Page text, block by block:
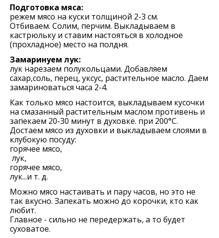
Подготовка мяса:
режем мясо на куски толщиной 2-3 см.
Отбиваем. Солим, перчим. Выкладываем в
кастрюльку и ставим настояться в холодное
(прохладное) место на полдня.
Замаринуем лук:
лук нарезаем полукольцами. Добавляем
сахар,соль, перец, уксус, растительное масло. Даем
замариноваться часа 2-4.
Как только мясо настоится, выкладываем кусочки
на смазанный растительным маслом противень и
запекаем 20-30 минут в духовке. при 200°С.
Достаем мясо из духовки и выкладываем слоями в
клубокую посуду:
горячее мясо,
лук,
горячее мясо,
лук...и т. д.
Можно мясо настаивать и пару часов, но это не
так вкусно. Запекать можно до корочки, кто как
любит.
Главное - сильно не передержать, а то будет
суховатое.